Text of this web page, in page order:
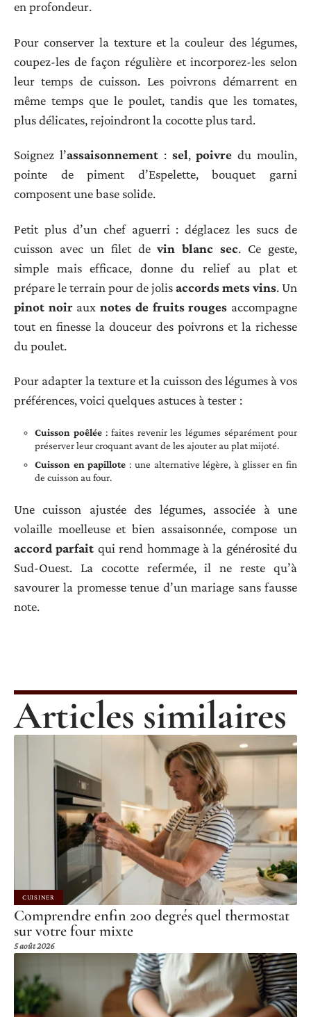
en profondeur.
Pour conserver la texture et la couleur des légumes,
coupez-les de façon régulière et incorporez-les selon
leur temps de cuisson. Les poivrons démarrent en
même temps que le poulet, tandis que les tomates,
plus délicates, rejoindront la cocotte plus tard.
Soignez l’assaisonnement: sel,poivre du moulin,
pointe de piment d’Espelette, bouquet garni
composent une base solide.
Petit plus d’un chef aguerri : déglacez les sucs de
cuisson avec un filet devin blanc sec. Ce geste,
simple mais efficace, donne du relief au plat et
prépare le terrain pour de jolisaccords mets vins. Un
pinot noirauxnotes de fruits rouges accompagne
tout en finesse la douceur des poivrons et la richesse
du poulet.
Pour adapter la texture et la cuisson des légumes à vos
préférences, voici quelques astuces à tester :
Cuisson poêlée: faites revenir les légumes séparément pour
préserver leur croquant avant de les ajouter au plat mijoté.
Cuisson en papillote : une alternative légère, à glisser en fin
de cuisson au four.
Une cuisson ajustée des légumes, associée à une
volaille moelleuse et bien assaisonnée, compose un
accord parfait qui rend hommage à la générosité du
Sud-Ouest. La cocotte refermée, il ne reste qu’à
savourer la promesse tenue d’un mariage sans fausse
note.
Articles similaires
CUISINER
Comprendre enfin 200 degrés quel thermostat
sur votre four mixte
5 août 2026